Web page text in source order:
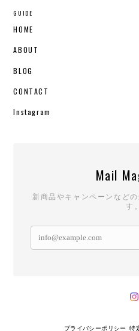
GUIDE
HOME
ABOUT
BLOG
CONTACT
Instagram
Mail
新商品やキャンペーンなど
す。
プライバシーポリシー 特